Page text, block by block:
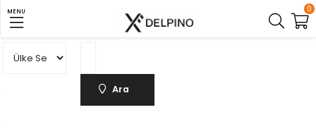
MENU 0
Ara